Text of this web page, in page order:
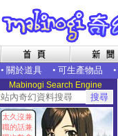
• 關於道具 • 可生產物品 •
Mabinogi Search Engine
太久沒兼
職的話兼